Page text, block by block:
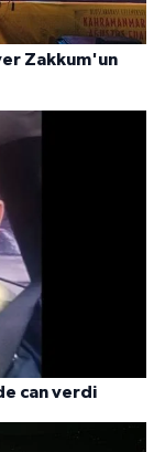
Zakkum'un
can verdi